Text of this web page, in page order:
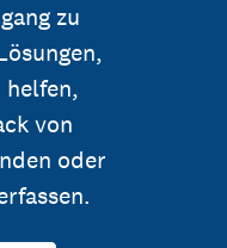
zu
helfen,
von
oder